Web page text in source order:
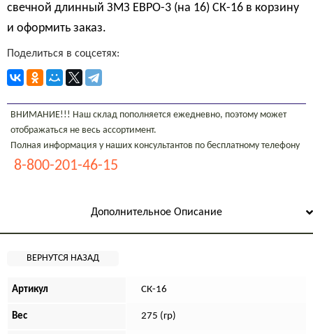
свечной длинный ЗМЗ ЕВРО-3 (на 16) СК-16 в корзину
и оформить заказ.
Поделиться в соцсетях:
ВНИМАНИЕ!!! Наш склад пополняется ежедневно, поэтому может
отображаться не весь ассортимент.
Полная информация у наших консультантов по бесплатному телефону
8-800-201-46-15
Дополнительное Описание
Артикул СК-16
Вес 275 (гр)